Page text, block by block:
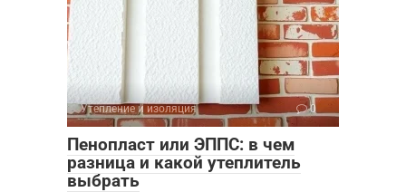
Утепление и изоляция 0
Пенопласт или ЭППС: в чем
разница и какой утеплитель
выбрать